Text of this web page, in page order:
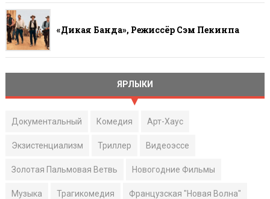
«Дикая Банда», Режиссёр Сэм Пекинпа
ЯРЛЫКИ
Документальный Комедия Арт-Хаус
Экзистенциализм Триллер Видеоэссе
Золотая Пальмовая Ветвь Новогодние Фильмы
Музыка Трагикомедия Французская "Новая Волна"